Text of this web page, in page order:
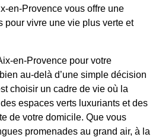
en-Provence vous offre une
pour vivre une vie plus verte et
en-Provence pour votre
au-delà d’une simple décision
choisir un cadre de vie où la
espaces verts luxuriants et des
de votre domicile. Que vous
promenades au grand air, à la